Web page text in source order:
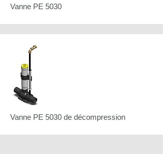
Vanne PE 5030
Vanne PE 5030 de décompression